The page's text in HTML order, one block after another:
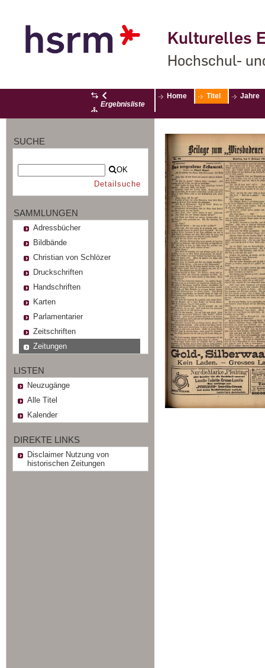
Kulturelles
Hochschul-
Ergebnisliste
Home Titel Jahre
SUCHE
OK
Detailsuche
SAMMLUNGEN
Adressbücher
Bildbände
Christian von Schlözer
Druckschriften
Handschriften
Karten
Parlamentarier
Zeitschriften
Zeitungen
LISTEN
Neuzugänge
Alle Titel
Kalender
DIREKTE LINKS
Disclaimer Nutzung von
historischen Zeitungen